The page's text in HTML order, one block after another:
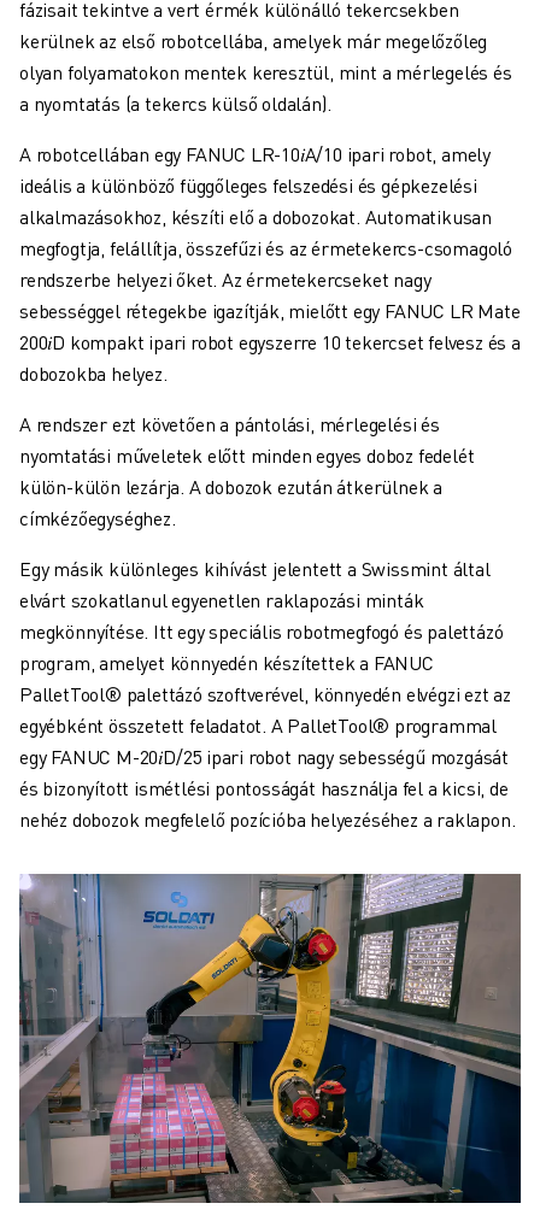
fázisait tekintve a vert érmék különálló tekercsekben
kerülnek az első robotcellába, amelyek már megelőzőleg
olyan folyamatokon mentek keresztül, mint a mérlegelés és
a nyomtatás (a tekercs külső oldalán).
A robotcellában egy FANUC LR-10𝑖A/10 ipari robot, amely
ideális a különböző függőleges felszedési és gépkezelési
alkalmazásokhoz, készíti elő a dobozokat. Automatikusan
megfogtja, felállítja, összefűzi és az érmetekercs-csomagoló
rendszerbe helyezi őket. Az érmetekercseket nagy
sebességgel rétegekbe igazítják, mielőtt egy FANUC LR Mate
200𝑖D kompakt ipari robot egyszerre 10 tekercset felvesz és a
dobozokba helyez.
A rendszer ezt követően a pántolási, mérlegelési és
nyomtatási műveletek előtt minden egyes doboz fedelét
külön-külön lezárja. A dobozok ezután átkerülnek a
címkézőegységhez.
Egy másik különleges kihívást jelentett a Swissmint által
elvárt szokatlanul egyenetlen raklapozási minták
megkönnyítése. Itt egy speciális robotmegfogó és palettázó
program, amelyet könnyedén készítettek a FANUC
PalletTool® palettázó szoftverével, könnyedén elvégzi ezt az
egyébként összetett feladatot. A PalletTool® programmal
egy FANUC M-20𝑖D/25 ipari robot nagy sebességű mozgását
és bizonyított ismétlési pontosságát használja fel a kicsi, de
nehéz dobozok megfelelő pozícióba helyezéséhez a raklapon.